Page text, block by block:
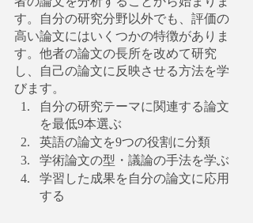
す。自分の研究分野以外でも、評価の
高い論文にはいくつかの特徴がありま
す。他者の論文の長所を改めて研究
し、自己の論文に反映させる方法を学
びます。
自分の研究テーマに関連する論文
を最低9本選ぶ
英語の論文を9つの役割に分類
学術論文の型・議論の手法を学ぶ
学習した成果を自分の論文に応用
する